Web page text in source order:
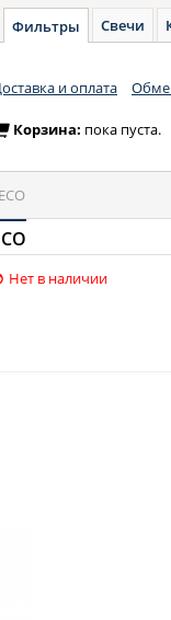
Фильтры Свечи
и оплата
Корзина: пока пуста.
Нет в наличии